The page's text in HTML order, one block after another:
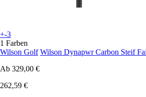
+-3
1 Farben
Wilson Golf Wilson Dynapwr Carbon Steif
Ab 329,00 €
262,59 €